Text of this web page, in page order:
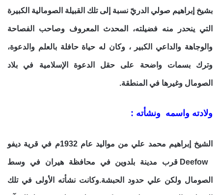
بشيخ إبراهيم صولي الدريّ نسبة إلى تلك القبيلة الصومالية الكبيرة
التي ينحدر منه فضيلته، المحدث المعروف وصاحب الفصاحة
والوجاهة والداعي الكبير ، وكان له حياة حافلة بالعلم والدعوة،
وترك بسمات واضحة على حقل الدعوة الإسلامية في بلاد
الصومال وغيرها في المنطقة.
ولادته واسمه ونشأته :
الشيخ إبراهيم محمد علي من مواليد عام 1932م في قرية ديفو
Deefow قرب مدينة بلدوين في محافظة هيران في وسط
الصومال ولكن علي حدود الحبشة.وكانت نشأته الأولى في تلك